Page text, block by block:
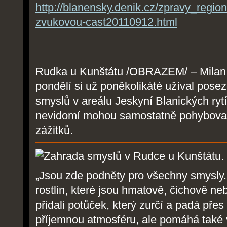
http://blanensky.denik.cz/
zvukovou-cast20110912.html
Rudka u Kunštátu /OBRAZEM/ –
pondělí si už poněkolikáté užíval
smyslů v areálu Jeskyní Blanických
nevidomí mohou samostatně
zážitků.
„Jsou zde podněty pro všechny
rostlin, které jsou hmatově, čichově
přidali potůček, který zurčí a padá
příjemnou atmosféru, ale pomáhá